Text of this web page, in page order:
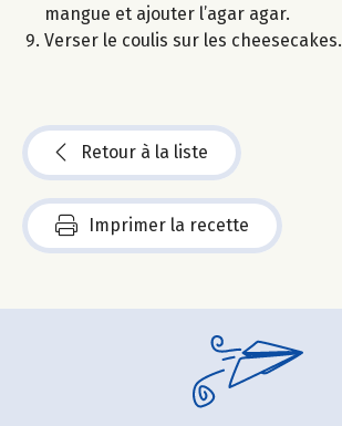
mangue et ajouter l’agar agar.
Verser le coulis sur les cheesecakes.
Retour à la liste
Imprimer la recette